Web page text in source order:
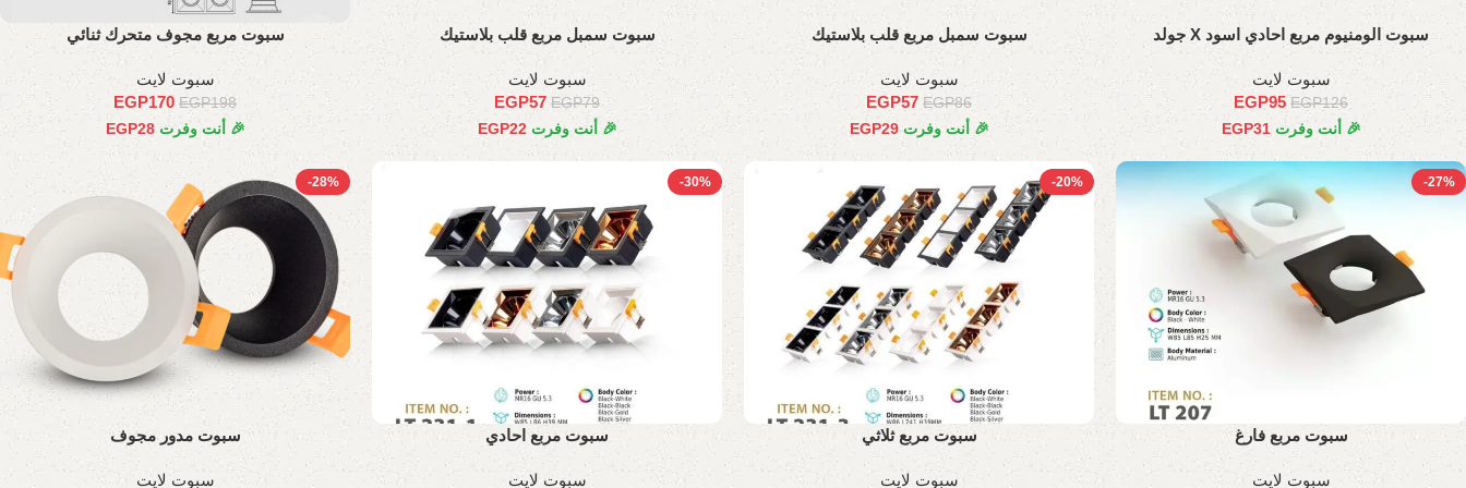
سبوت الومنيوم مربع احادي اسود X جولد
سبوت لايت
EGP126
EGP95
🎉 أنت وفرت EGP31
سبوت سمبل مربع قلب بلاستيك
سبوت لايت
EGP86
EGP57
🎉 أنت وفرت EGP29
سبوت سمبل مربع قلب بلاستيك
سبوت لايت
EGP79
EGP57
🎉 أنت وفرت EGP22
سبوت مربع مجوف متحرك ثنائي
سبوت لايت
EGP198
EGP170
🎉 أنت وفرت EGP28
-27%
سبوت مربع فارغ
سبوت لايت
-20%
سبوت مربع ثلاثي
سبوت لايت
-30%
سبوت مربع احادي
سبوت لايت
-28%
سبوت مدور مجوف
سبوت لايت